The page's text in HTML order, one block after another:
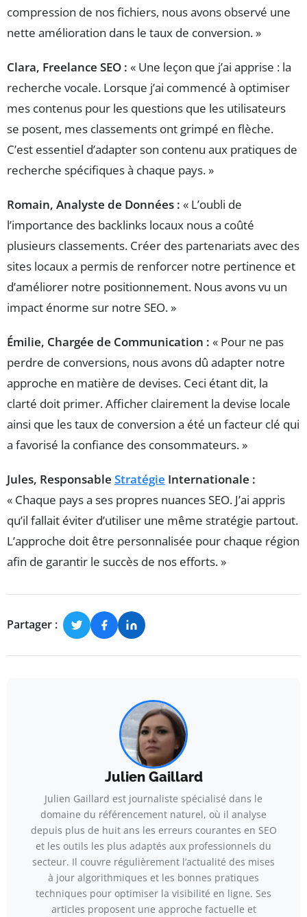
compression de nos fichiers, nous avons observé une
nette amélioration dans le taux de conversion. »
Clara, Freelance SEO : « Une leçon que j’ai apprise : la
recherche vocale. Lorsque j’ai commencé à optimiser
mes contenus pour les questions que les utilisateurs
se posent, mes classements ont grimpé en flèche.
C’est essentiel d’adapter son contenu aux pratiques de
recherche spécifiques à chaque pays. »
Romain, Analyste de Données : « L’oubli de
l’importance des backlinks locaux nous a coûté
plusieurs classements. Créer des partenariats avec des
sites locaux a permis de renforcer notre pertinence et
d’améliorer notre positionnement. Nous avons vu un
impact énorme sur notre SEO. »
Émilie, Chargée de Communication : « Pour ne pas
perdre de conversions, nous avons dû adapter notre
approche en matière de devises. Ceci étant dit, la
clarté doit primer. Afficher clairement la devise locale
ainsi que les taux de conversion a été un facteur clé qui
a favorisé la confiance des consommateurs. »
Jules, Responsable Stratégie Internationale :
« Chaque pays a ses propres nuances SEO. J’ai appris
qu’il fallait éviter d’utiliser une même stratégie partout.
L’approche doit être personnalisée pour chaque région
afin de garantir le succès de nos efforts. »
Partager :
Julien Gaillard
Julien Gaillard est journaliste spécialisé dans le
domaine du référencement naturel, où il analyse
depuis plus de huit ans les erreurs courantes en SEO
et les outils les plus adaptés aux professionnels du
secteur. Il couvre régulièrement l’actualité des mises
à jour algorithmiques et les bonnes pratiques
techniques pour optimiser la visibilité en ligne. Ses
articles proposent une approche factuelle et